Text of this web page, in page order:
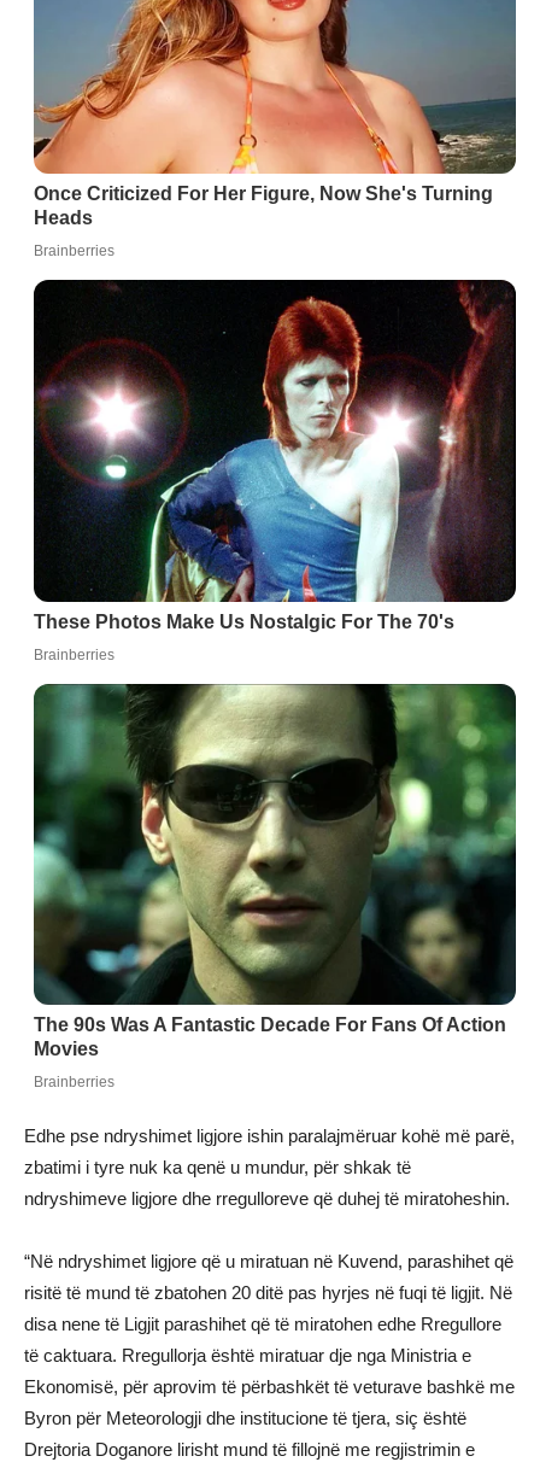
Edhe pse ndryshimet ligjore ishin paralajmëruar kohë më parë,
zbatimi i tyre nuk ka qenë u mundur, për shkak të
ndryshimeve ligjore dhe rregulloreve që duhej të miratoheshin.
“Në ndryshimet ligjore që u miratuan në Kuvend, parashihet që
risitë të mund të zbatohen 20 ditë pas hyrjes në fuqi të ligjit. Në
disa nene të Ligjit parashihet që të miratohen edhe Rregullore
të caktuara. Rregullorja është miratuar dje nga Ministria e
Ekonomisë, për aprovim të përbashkët të veturave bashkë me
Byron për Meteorologji dhe institucione të tjera, siç është
Drejtoria Doganore lirisht mund të fillojnë me regjistrimin e